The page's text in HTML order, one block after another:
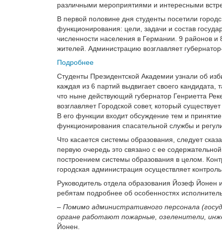
различными мероприятиями и интересными
В первой половине дня студенты посетили
функционирования: цели, задачи и состав
численности населения в Германии. 9 районов
жителей. Администрацию возглавляет
Подробнее
Студенты Президентской Академии узнали об
каждая из 6 партий выдвигает своего
что ныне действующий губернатор Генриетта
возглавляет Городской совет, который
В его функции входит обсуждение тем и
функционирования спасательной службы и
Что касается системы образования, следует
первую очередь это связано с ее
построением системы образования в целом.
городская администрация осуществляет
Руководитель отдела образования Йозеф Йонен
ребятам подробнее об особенностях
– Помимо административного персонала
органе работают пожарные, озеленители,
Йонен.